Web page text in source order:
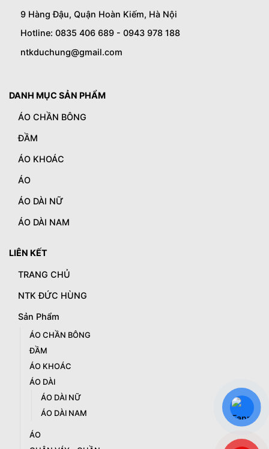
9 Hàng Đậu, Quận Hoàn Kiếm, Hà Nội
Hotline: 0835 406 689 - 0943 978 188
ntkduchung@gmail.com
DANH MỤC SẢN PHẨM
ÁO CHẦN BÔNG
ĐẦM
ÁO KHOÁC
ÁO
ÁO DÀI NỮ
ÁO DÀI NAM
LIÊN KẾT
TRANG CHỦ
NTK ĐỨC HÙNG
Sản Phẩm
ÁO CHẦN BÔNG
ĐẦM
ÁO KHOÁC
ÁO DÀI
ÁO DÀI NỮ
ÁO DÀI NAM
ÁO